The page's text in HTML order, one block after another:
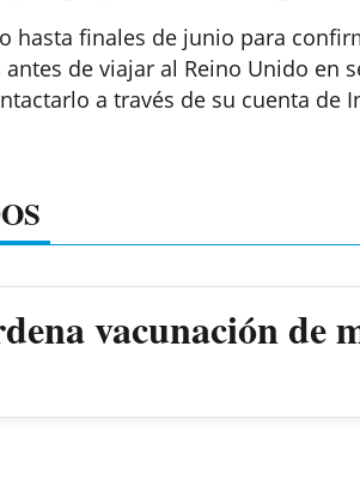
hasta finales de junio para
de viajar al Reino Unido en
a través de su cuenta de
vacunación de